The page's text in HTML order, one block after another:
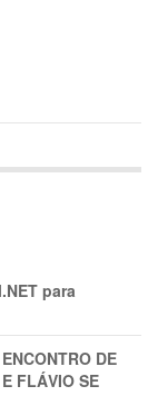
para
DE
FLÁVIO SE